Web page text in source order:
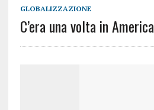
GLOBALIZZAZIONE
C’era una volta in America